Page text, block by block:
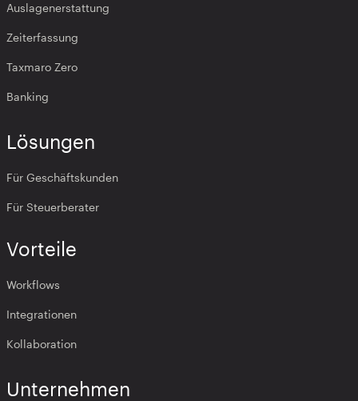
Auslagenerstattung
Zeiterfassung
Taxmaro Zero
Banking
Lösungen
Für Geschäftskunden
Für Steuerberater
Vorteile
Workflows
Integrationen
Kollaboration
Unternehmen